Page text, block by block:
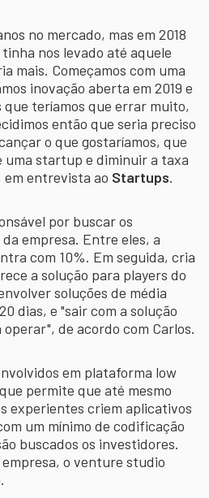
no mercado, mas em 2018
nos levado até aquele
mais. Começamos com uma
inovação aberta em 2019 e
que teríamos que errar muito,
então que seria preciso
o que gostaríamos, que
uma startup e diminuir a taxa
em entrevista ao Startups.
por buscar os
empresa. Entre eles, a
com 10%. Em seguida, cria
a solução para players do
soluções de média
dias, e "sair com a solução
de acordo com Carlos.
em plataforma low
permite que até mesmo
experientes criem aplicativos
um mínimo de codificação
buscados os investidores.
o venture studio